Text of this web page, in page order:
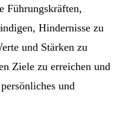
Führungskräften,
Hindernisse zu
und Stärken zu
Ziele zu erreichen und
und